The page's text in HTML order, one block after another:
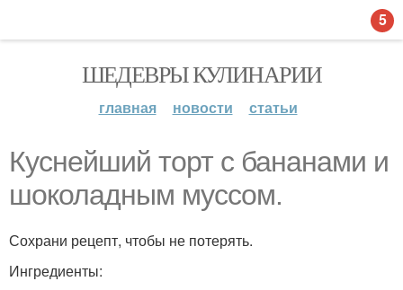
ШЕДЕВРЫ КУЛИНАРИИ
главная новости статьи
Куснейший торт с бананами и
шоколадным муссом.
Сохрани рецепт, чтобы не потерять.
Ингредиенты:
5